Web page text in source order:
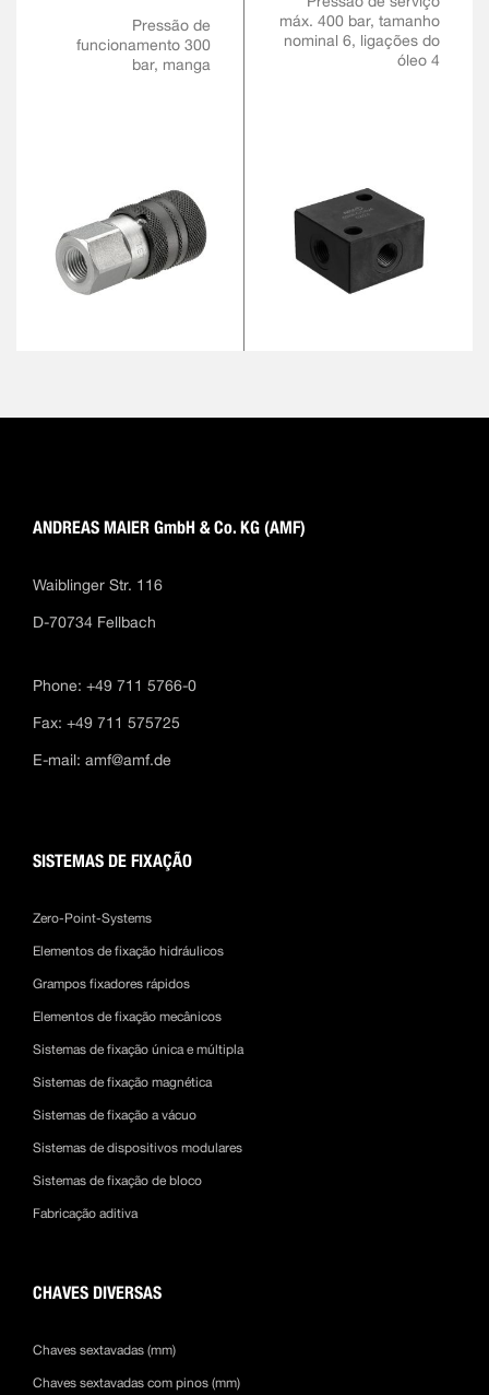
Pressão de
funcionamento 300
bar, manga
máx. 400 bar, tamanho
nominal 6, ligações do
óleo 4
ANDREAS MAIER GmbH & Co. KG (AMF)
Waiblinger Str. 116
D-70734 Fellbach
Phone: +49 711 5766-0
Fax: +49 711 575725
E-mail: amf@amf.de
SISTEMAS DE FIXAÇÃO
Zero-Point-Systems
Elementos de fixação hidráulicos
Grampos fixadores rápidos
Elementos de fixação mecânicos
Sistemas de fixação única e múltipla
Sistemas de fixação magnética
Sistemas de fixação a vácuo
Sistemas de dispositivos modulares
Sistemas de fixação de bloco
Fabricação aditiva
CHAVES DIVERSAS
Chaves sextavadas (mm)
Chaves sextavadas com pinos (mm)